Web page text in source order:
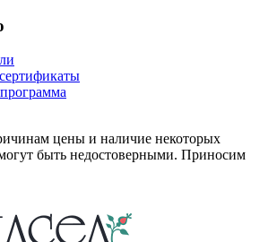
цены и наличие некоторых
быть недостоверными. Приносим